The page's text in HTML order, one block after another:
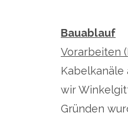
Bauablauf
Vorarbeiten
wir
Gründen